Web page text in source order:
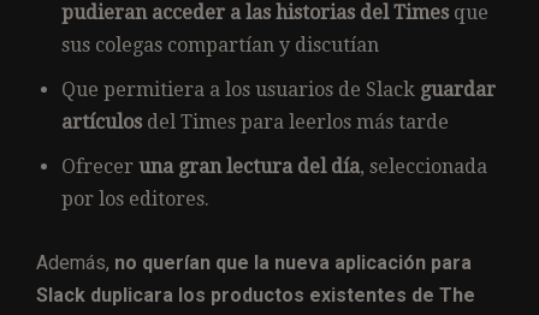
pudieran acceder a las historias del Times que
sus colegas compartían y discutían
Que permitiera a los usuarios de Slack guardar
artículos del Times para leerlos más tarde
Ofrecer una gran lectura del día, seleccionada
por los editores.
Además, no querían que la nueva aplicación para
Slack duplicara los productos existentes de The